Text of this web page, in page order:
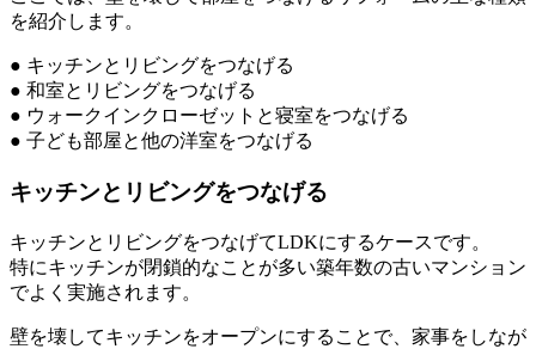
を紹介します。
● キッチンとリビングをつなげる
● 和室とリビングをつなげる
● ウォークインクローゼットと寝室をつなげる
● 子ども部屋と他の洋室をつなげる
キッチンとリビングをつなげる
キッチンとリビングをつなげてLDKにするケースです。
特にキッチンが閉鎖的なことが多い築年数の古いマンション
でよく実施されます。
壁を壊してキッチンをオープンにすることで、家事をしなが